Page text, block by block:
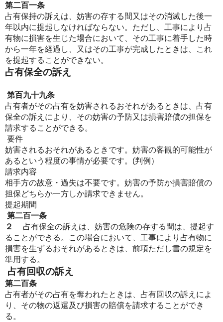
第二百一条
占有保持の訴えは、妨害の存する間又はその消滅した後一
年以内に提起しなければならない。ただし、工事により占
有物に損害を生じた場合において、その工事に着手した時
から一年を経過し、又はその工事が完成したときは、これ
を提起することができない。
占有保全の訴え
第百九十九条
占有者がその占有を妨害されるおそれがあるときは、占有
保全の訴えにより、その妨害の予防又は損害賠償の担保を
請求することができる。
要件
妨害されるおそれがあるときです。妨害の客観的可能性が
あるという程度の事情が必要です。(判例）
請求内容
相手方の故意・過失は不要です。妨害の予防か損害賠償の
担保どちらか一方しか請求できません。
提起期間
第二百一条
２
占有保全の訴えは、妨害の危険の存する間は、提起す
ることができる。この場合において、工事により占有物に
損害を生ずるおそれがあるときは、前項ただし書の規定を
準用する。
占有回収の訴え
第二百条
占有者がその占有を奪われたときは、占有回収の訴えによ
り、その物の返還及び損害の賠償を請求することができ
る。